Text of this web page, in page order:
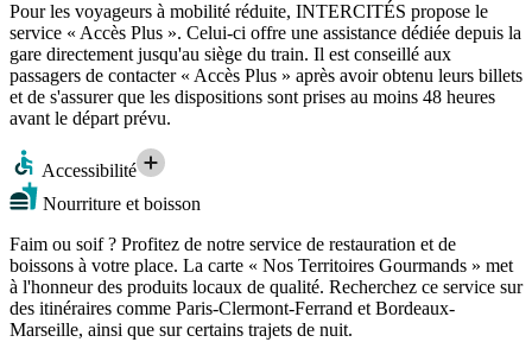
Pour les voyageurs à mobilité réduite, INTERCITÉS propose le
service « Accès Plus ». Celui-ci offre une assistance dédiée depuis la
gare directement jusqu'au siège du train. Il est conseillé aux
passagers de contacter « Accès Plus » après avoir obtenu leurs billets
et de s'assurer que les dispositions sont prises au moins 48 heures
avant le départ prévu.
Accessibilité
Nourriture et boisson
Faim ou soif ? Profitez de notre service de restauration et de
boissons à votre place. La carte « Nos Territoires Gourmands » met
à l'honneur des produits locaux de qualité. Recherchez ce service sur
des itinéraires comme Paris-Clermont-Ferrand et Bordeaux-
Marseille, ainsi que sur certains trajets de nuit.